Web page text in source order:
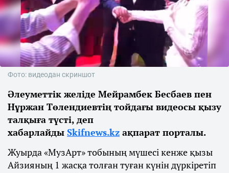
Фото: видеодан скриншот
Әлеуметтік желіде Мейрамбек Бесбаев пен
Нұржан Төлендиевтің тойдағы видеосы қызу
талқыға түсті, деп
хабарлайды Skifnews.kz ақпарат порталы.
Жуырда «МузАрт» тобының мүшесі кенже қызы
Айзияның 1 жасқа толған туған күнін дүркіретіп